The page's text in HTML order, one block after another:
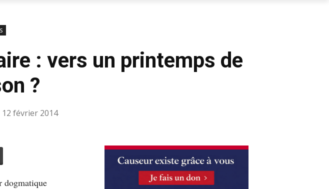
: vers un printemps de
?
12 février 2014
dogmatique